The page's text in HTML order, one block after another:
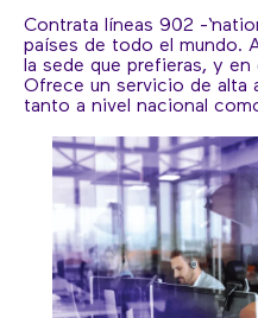
Contrata líneas 902 -
países de todo el mundo.
la sede que prefieras, y en
Ofrece un servicio de alta
tanto a nivel nacional